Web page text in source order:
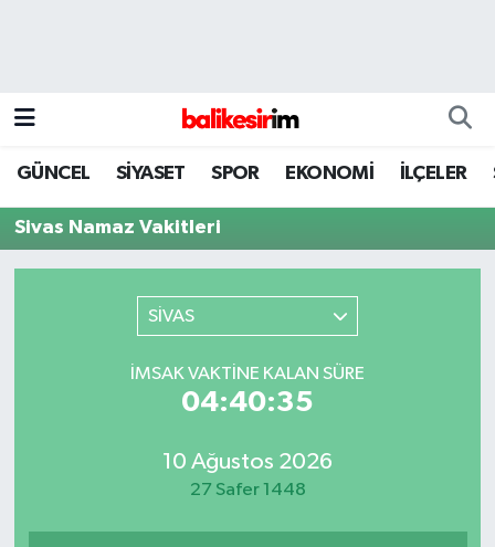
GÜNCEL SİYASET SPOR EKONOMİ İLÇELER
Sivas Namaz Vakitleri
SİVAS
İMSAK VAKTINE KALAN SÜRE
04:40:35
10 Ağustos 2026
27 Safer 1448